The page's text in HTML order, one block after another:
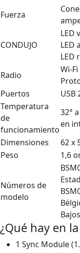
Fuerza
CONDUJO
LED
LED
LED
Radio
Wi-
Puertos
USB
Temperatura
de
funcionamiento
32°
en
Dimensiones
62 x
Peso
1,6
Números de
modelo
¿Qué hay en
1 Sync Module